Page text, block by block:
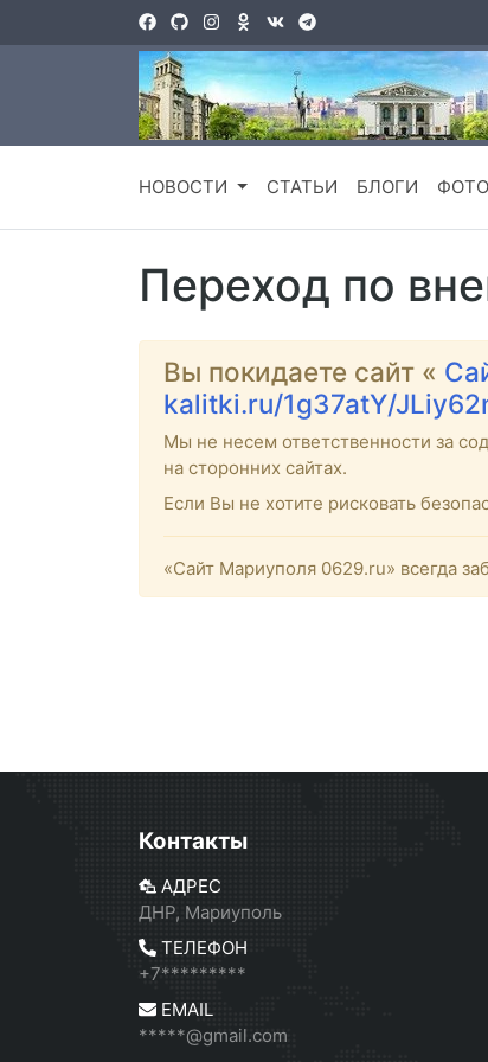
НОВОСТИ СТАТЬИ БЛОГИ ФОТО
Переход по
Вы покидаете сайт «
kalitki.ru/1g37atY/
Мы не несем ответственности за
на сторонних сайтах.
Если Вы не хотите рисковать
«Сайт Мариуполя 0629.ru» всегда
Контакты
АДРЕС
ДНР, Мариуполь
ТЕЛЕФОН
+7*********
EMAIL
*****@gmail.com